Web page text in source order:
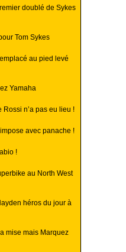
doublé de Sykes
Tom Sykes
au pied levé
Yamaha
Rossi n’a pas eu lieu !
avec panache !
!
au North West
héros du jour à
mise mais Marquez